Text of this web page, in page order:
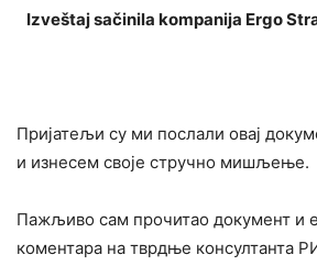
Izveštaj sačinila kompanija Ergo
Пријатељи су ми послали овај
и изнесем своје стручно мишљење.
Пажљиво сам прочитао документ и
коментара на тврдње консултанта